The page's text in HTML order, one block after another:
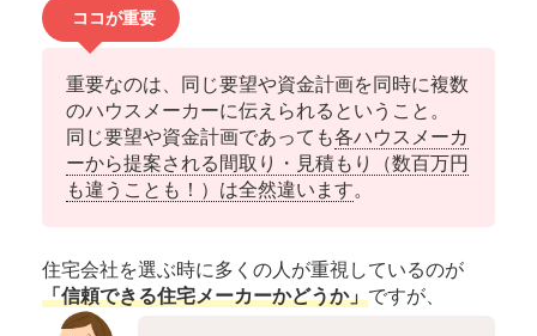
ココが重要
重要なのは、同じ要望や資金計画を同時に複数
のハウスメーカーに伝えられるということ。
同じ要望や資金計画であっても各ハウスメーカ
ーから提案される間取り・見積もり（数百万円
も違うことも！）は全然違います。
住宅会社を選ぶ時に多くの人が重視しているのが
「信頼できる住宅メーカーかどうか」ですが、